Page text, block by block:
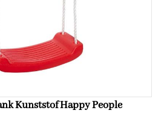
Kunststof Happy People